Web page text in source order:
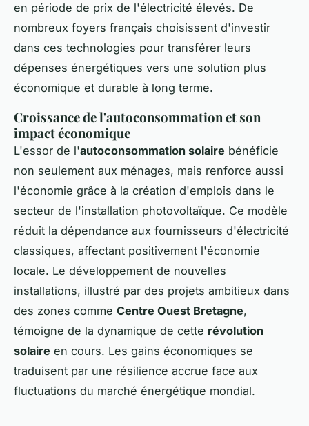
en période de prix de l'électricité élevés. De
nombreux foyers français choisissent d'investir
dans ces technologies pour transférer leurs
dépenses énergétiques vers une solution plus
économique et durable à long terme.
Croissance de l'autoconsommation et son
impact économique
L'essor de l'autoconsommation solaire bénéficie
non seulement aux ménages, mais renforce aussi
l'économie grâce à la création d'emplois dans le
secteur de l'installation photovoltaïque. Ce modèle
réduit la dépendance aux fournisseurs d'électricité
classiques, affectant positivement l'économie
locale. Le développement de nouvelles
installations, illustré par des projets ambitieux dans
des zones comme Centre Ouest Bretagne,
témoigne de la dynamique de cette révolution
solaire en cours. Les gains économiques se
traduisent par une résilience accrue face aux
fluctuations du marché énergétique mondial.